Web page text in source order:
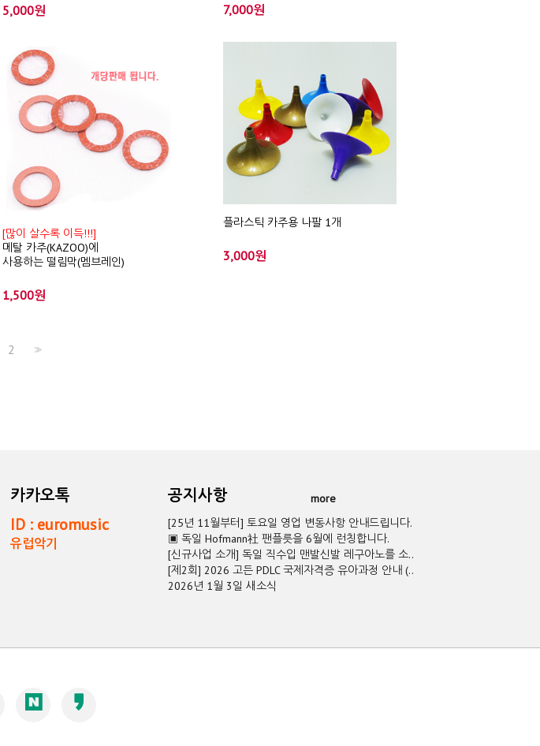
5,000원 7,000원
[많이 살수록 이득!!!]
메탈 카주(KAZOO)에
사용하는 떨림막(멤브레인)
1,500원
플라스틱 카주용 나팔 1개
3,000원
2 >>
카카오톡
ID : euromusic
유럽악기
공지사항
more
[25년 11월부터] 토요일 영업 변동사항 안내드립니다.
▣ 독일 Hofmann社 팬플릇을 6월에 런칭합니다.
[신규사업 소개] 독일 직수입 맨발신발 레구아노를 소..
[제2회] 2026 고든 PDLC 국제자격증 유아과정 안내 (..
2026년 1월 3일 새소식